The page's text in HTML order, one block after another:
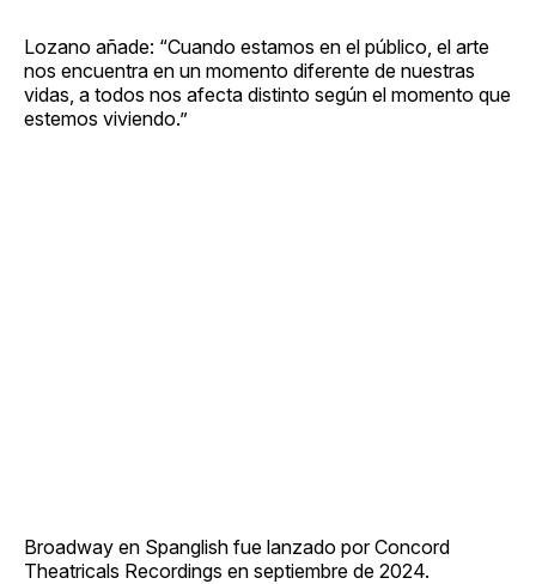
Lozano añade: “Cuando estamos en el público, el arte
nos encuentra en un momento diferente de nuestras
vidas, a todos nos afecta distinto según el momento que
estemos viviendo.”
Broadway en Spanglish fue lanzado por Concord
Theatricals Recordings en septiembre de 2024.